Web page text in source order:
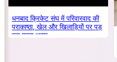
धनबाद क्रिकेट संघ में परिवारवाद की
पराकाष्ठा, खेल और खिलाड़ियों पर पड़
रहा गहरा असर